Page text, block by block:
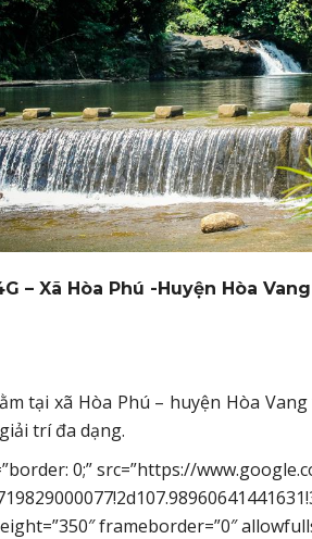
– Xã Hòa Phú -Huyện Hòa
tại xã Hòa Phú – huyện Hòa
trí đa dạng.
0;” src=”https://
frameborder=”0″